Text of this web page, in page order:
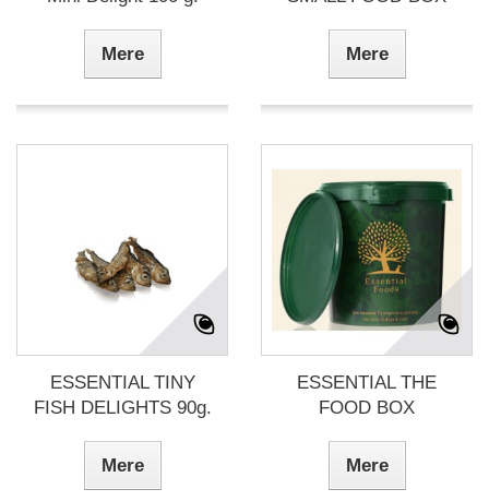
Mere Mere
ESSENTIAL TINY
FISH DELIGHTS 90g.
Mere
ESSENTIAL THE
FOOD BOX
Mere